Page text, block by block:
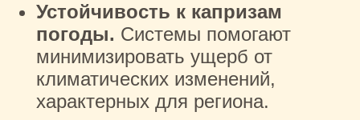
Устойчивость к капризам
погоды. Системы помогают
минимизировать ущерб от
климатических изменений,
характерных для региона.